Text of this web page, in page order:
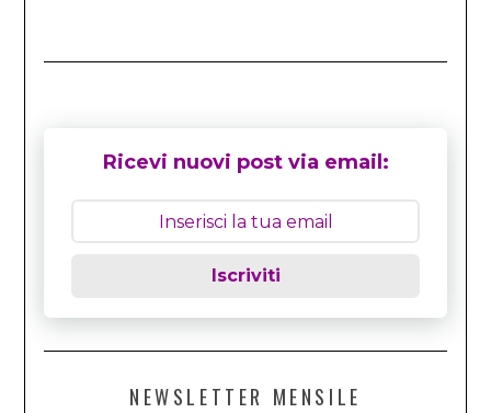
Ricevi nuovi post via email:
Iscriviti
NEWSLETTER MENSILE